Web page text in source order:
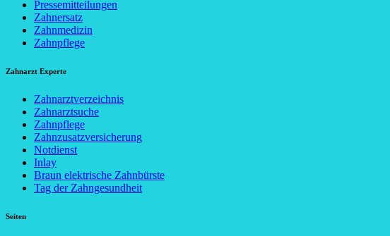
Pressemitteilungen
Zahnersatz
Zahnmedizin
Zahnpflege
Zahnarzt Experte
Zahnarztverzeichnis
Zahnarztsuche
Zahnpflege
Zahnzusatzversicherung
Notdienst
Inlay
Braun elektrische Zahnbürste
Tag der Zahngesundheit
Seiten